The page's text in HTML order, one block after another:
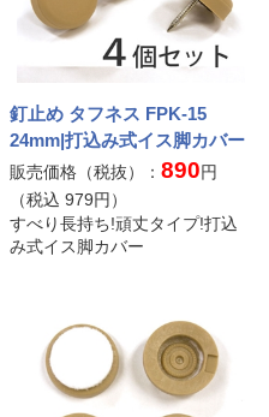
釘止め タフネス FPK-15
24mm|打込み式イス脚カバー
販売価格（税抜）：890円
（税込979円）
すべり長持ち!頑丈タイプ!打込
み式イス脚カバー